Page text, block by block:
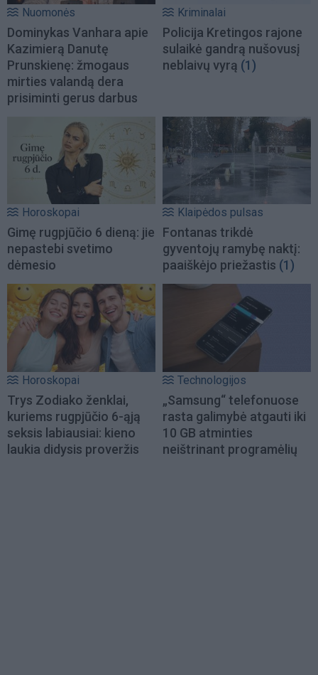
Nuomonės
Dominykas Vanhara apie
Kazimierą Danutę
Prunskienę: žmogaus
mirties valandą dera
prisiminti gerus darbus
Kriminalai
Policija Kretingos rajone
sulaikė gandrą nušovusį
neblaivų vyrą (1)
Horoskopai
Gimę rugpjūčio 6 dieną: jie
nepastebi svetimo
dėmesio
Klaipėdos pulsas
Fontanas trikdė
gyventojų ramybę naktį:
paaiškėjo priežastis (1)
Horoskopai
Trys Zodiako ženklai,
kuriems rugpjūčio 6-ąją
seksis labiausiai: kieno
laukia didysis proveržis
Technologijos
„Samsung“ telefonuose
rasta galimybė atgauti iki
10 GB atminties
neištrinant programėlių